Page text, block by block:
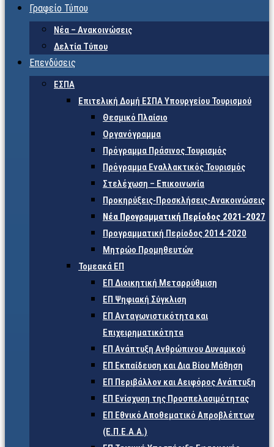
Γραφείο Τύπου
Νέα – Ανακοινώσεις
Δελτία Τύπου
Επενδύσεις
ΕΣΠΑ
Επιτελική Δομή ΕΣΠΑ Υπουργείου Τουρισμού
Θεσμικό Πλαίσιο
Οργανόγραμμα
Πρόγραμμα Πράσινος Τουρισμός
Πρόγραμμα Εναλλακτικός Τουρισμός
Στελέχωση – Επικοινωνία
Προκηρύξεις-Προσκλήσεις-Ανακοινώσεις
Νέα Προγραμματική Περίοδος 2021-2027
Προγραμματική Περίοδος 2014-2020
Μητρώο Προμηθευτών
Τομεακά ΕΠ
ΕΠ Διοικητική Μεταρρύθμιση
ΕΠ Ψηφιακή Σύγκλιση
ΕΠ Ανταγωνιστικότητα και
Επιχειρηματικότητα
ΕΠ Ανάπτυξη Ανθρώπινου Δυναμικού
ΕΠ Εκπαίδευση και Δια Βίου Μάθηση
ΕΠ Περιβάλλον και Αειφόρος Ανάπτυξη
ΕΠ Ενίσχυση της Προσπελασιμότητας
ΕΠ Εθνικό Αποθεματικό Απροβλέπτων
(Ε.Π.Ε.Α.Α.)